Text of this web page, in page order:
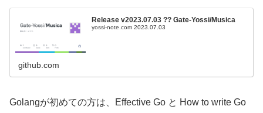
Release v2023.07.03 ?? Gate-Yossi/Musica
yossi-note.com 2023.07.03
github.com
Golangが初めての方は、Effective Go と How to write Go